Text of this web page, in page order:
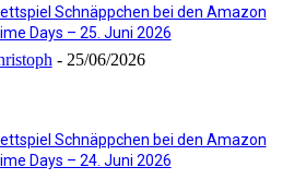
Schnäppchen bei den Amazon
Days – 25. Juni 2026
- 25/06/2026
Schnäppchen bei den Amazon
Days – 24. Juni 2026